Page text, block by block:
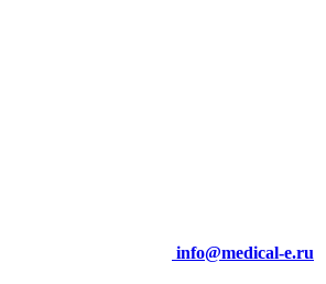
info@medical-e.ru